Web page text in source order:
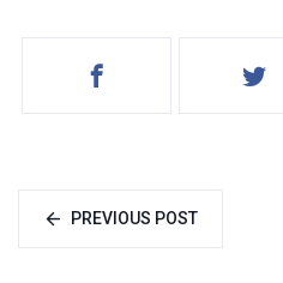
PREVIOUS POST